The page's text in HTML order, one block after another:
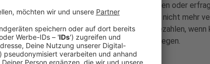
Buchung sollten Urlauber unbedingt nachsehen oder
kostenlos stornierbar ist. Wer kurzfristig doch nicht mehr
dennoch 70 bis 95 Prozent der Reise bezahlen, wenn
oder erheblichen Reisemängel vorliegen.